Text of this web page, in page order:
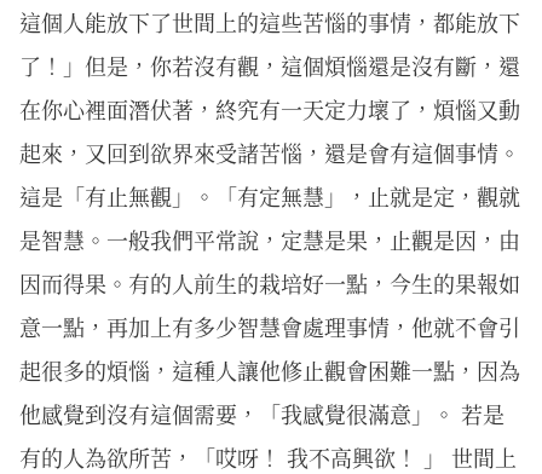
這個人能放下了世間上的這些苦惱的事情，都能放下
了！」但是，你若沒有觀，這個煩惱還是沒有斷，還
在你心裡面潛伏著，終究有一天定力壞了，煩惱又動
起來，又回到欲界來受諸苦惱，還是會有這個事情。
這是「有止無觀」。「有定無慧」，止就是定，觀就
是智慧。一般我們平常說，定慧是果，止觀是因，由
因而得果。有的人前生的栽培好一點，今生的果報如
意一點，再加上有多少智慧會處理事情，他就不會引
起很多的煩惱，這種人讓他修止觀會困難一點，因為
他感覺到沒有這個需要，「我感覺很滿意」。 若是
有的人為欲所苦，「哎呀！ 我不高興欲！ 」 世間上